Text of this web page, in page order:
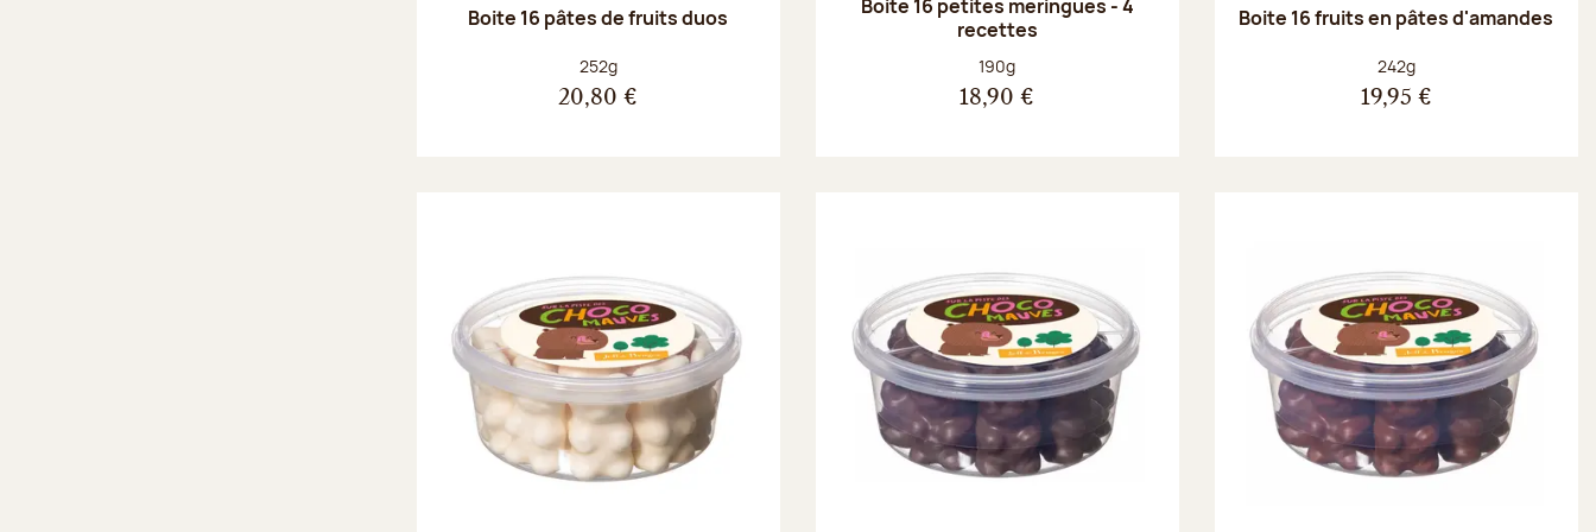
Boite 16 pâtes de fruits duos
Poids net :
252g
20,80 €
Boite 16 petites meringues - 4
recettes
Poids net :
190g
18,90 €
Boite 16 fruits en pâtes d'amandes
Poids net :
242g
19,95 €